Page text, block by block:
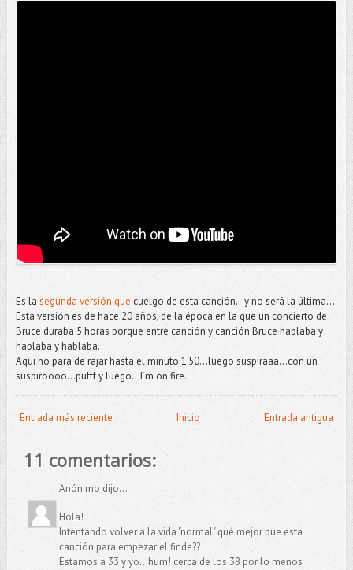
Es la segunda versión que cuelgo de esta canción...y no será la última...
Esta versión es de hace 20 años, de la época en la que un concierto de
Bruce duraba 5 horas porque entre canción y canción Bruce hablaba y
hablaba y hablaba.
Aqui no para de rajar hasta el minuto 1:50...luego suspiraaa...con un
suspiroooo...pufff y luego...I´m on fire.
Entrada más reciente Entrada antigua
Inicio
11 comentarios:
Anónimo dijo...
Hola!
Intentando volver a la vida "normal" qué mejor que esta
canción para empezar el finde??
Estamos a 33 y yo...hum! cerca de los 38 por lo menos